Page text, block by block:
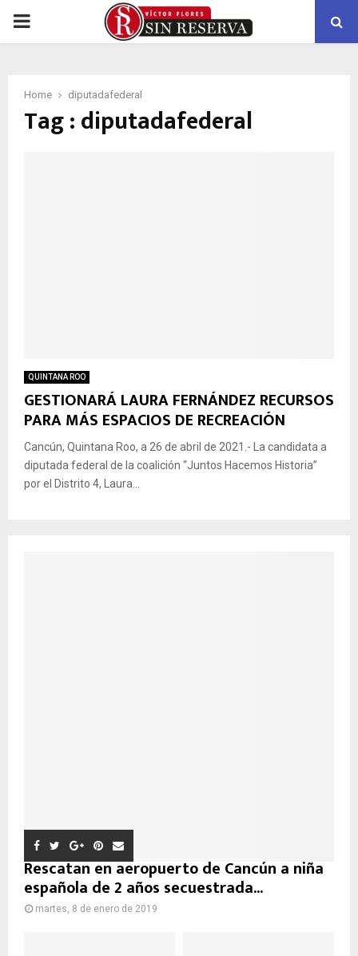
PRIMARY
Home diputadafederal
Tag : diputadafederal
QUINTANA ROO
GESTIONARÁ LAURA FERNÁNDEZ RECURSOS
PARA MÁS ESPACIOS DE RECREACIÓN
Cancún, Quintana Roo, a 26 de abril de 2021.- La candidata a
diputada federal de la coalición “Juntos Hacemos Historia”
por el Distrito 4, Laura...
Rescatan en aeropuerto de Cancún a niña
española de 2 años secuestrada...
martes, 8 de enero de 2019